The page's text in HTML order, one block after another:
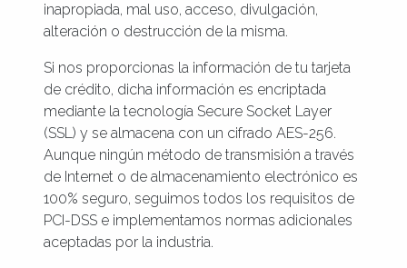
inapropiada, mal uso, acceso, divulgación,
alteración o destrucción de la misma.
Si nos proporcionas la información de tu tarjeta
de crédito, dicha información es encriptada
mediante la tecnología Secure Socket Layer
(SSL) y se almacena con un cifrado AES-256.
Aunque ningún método de transmisión a través
de Internet o de almacenamiento electrónico es
100% seguro, seguimos todos los requisitos de
PCI-DSS e implementamos normas adicionales
aceptadas por la industria.